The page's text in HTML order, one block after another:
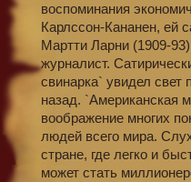
воспоминания
Карлссон-Кананен, ей
Мартти Ларни (1909-
журналист.
свинарка` увидел свет
назад. `Американская
воображение многих
людей всего мира.
стране, где легко и
может стать